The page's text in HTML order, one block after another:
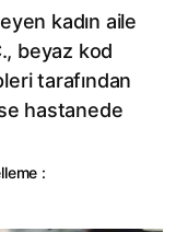
kadın aile
beyaz kod
tarafından
hastanede
: